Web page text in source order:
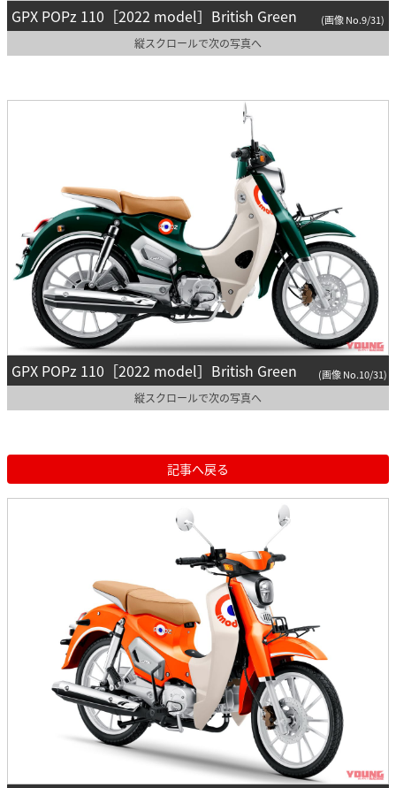
GPX POPz 110［2022 model］British Green (画像 No.9/31)
縦スクロールで次の写真へ
GPX POPz 110［2022 model］British Green (画像 No.10/31)
縦スクロールで次の写真へ
記事へ戻る